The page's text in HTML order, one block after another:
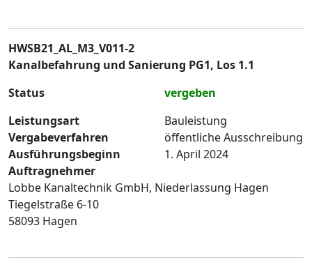
HWSB21_AL_M3_V011-2
Kanalbefahrung und Sanierung PG1, Los 1.1
Status
vergeben
Leistungsart
Bauleistung
Vergabeverfahren
öffentliche Ausschreibung
Ausführungsbeginn
1. April 2024
Auftragnehmer
Lobbe Kanaltechnik GmbH, Niederlassung Hagen
Tiegelstraße 6-10
58093 Hagen